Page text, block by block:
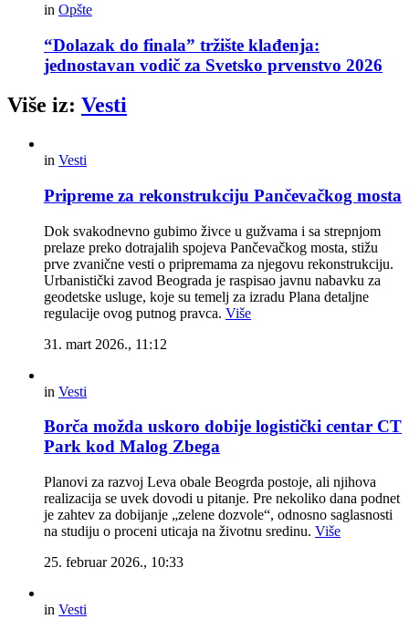
in Opšte
“Dolazak do finala” tržište klađenja:
jednostavan vodič za Svetsko prvenstvo 2026
Više iz: Vesti
in Vesti
Pripreme za rekonstrukciju Pančevačkog mosta
Dok svakodnevno gubimo živce u gužvama i sa strepnjom
prelaze preko dotrajalih spojeva Pančevačkog mosta, stižu
prve zvanične vesti o pripremama za njegovu rekonstrukciju.
Urbanistički zavod Beograda je raspisao javnu nabavku za
geodetske usluge, koje su temelj za izradu Plana detaljne
regulacije ovog putnog pravca. Više
31. mart 2026., 11:12
in Vesti
Borča možda uskoro dobije logistički centar CT
Park kod Malog Zbega
Planovi za razvoj Leva obale Beogrda postoje, ali njihova
realizacija se uvek dovodi u pitanje. Pre nekoliko dana podnet
je zahtev za dobijanje „zelene dozvole“, odnosno saglasnosti
na studiju o proceni uticaja na životnu sredinu. Više
25. februar 2026., 10:33
in Vesti